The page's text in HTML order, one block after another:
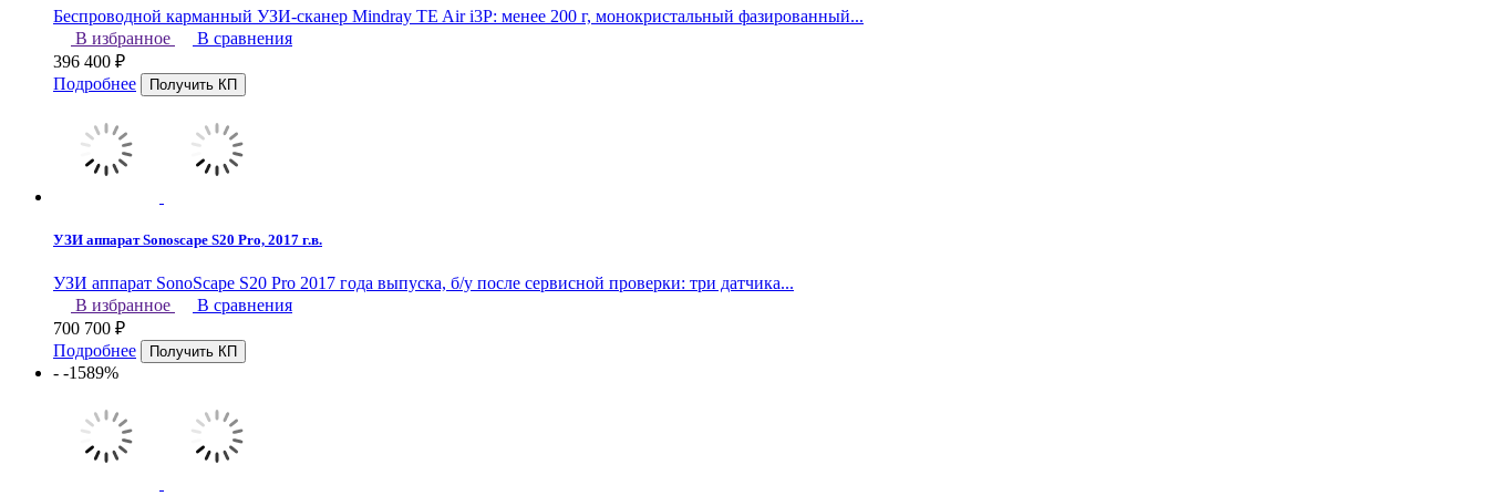
Беспроводной карманный УЗИ-сканер Mindray TE Air i3P: менее 200 г, монокристальный фазированный...
В избранное
В сравнения
396 400 ₽
Подробнее
УЗИ аппарат Sonoscape S20 Pro, 2017 г.в.
УЗИ аппарат SonoScape S20 Pro 2017 года выпуска, б/у после сервисной проверки: три датчика...
В избранное
В сравнения
700 700 ₽
Подробнее
- -1589%